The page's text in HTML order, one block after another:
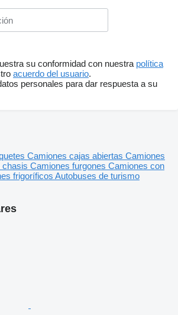
su conformidad con nuestra política
acuerdo del usuario.
personales para dar respuesta a su
Camiones cajas abiertas Camiones
chasis Camiones furgones Camiones con
frigoríficos Autobuses de turismo